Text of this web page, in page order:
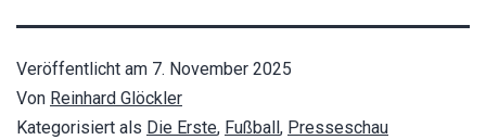
Veröffentlicht am 7. November 2025
Von Reinhard Glöckler
Kategorisiert als Die Erste, Fußball , Presseschau